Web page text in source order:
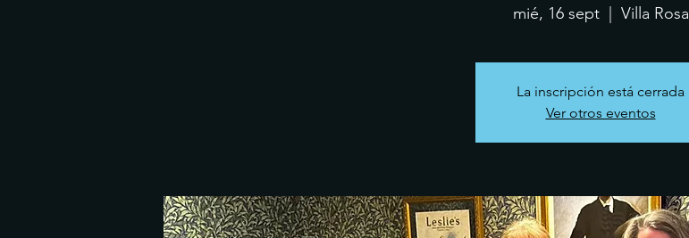
mié, 16 sept
  |
Villa Rosa
La inscripción está cerrada
Ver otros eventos